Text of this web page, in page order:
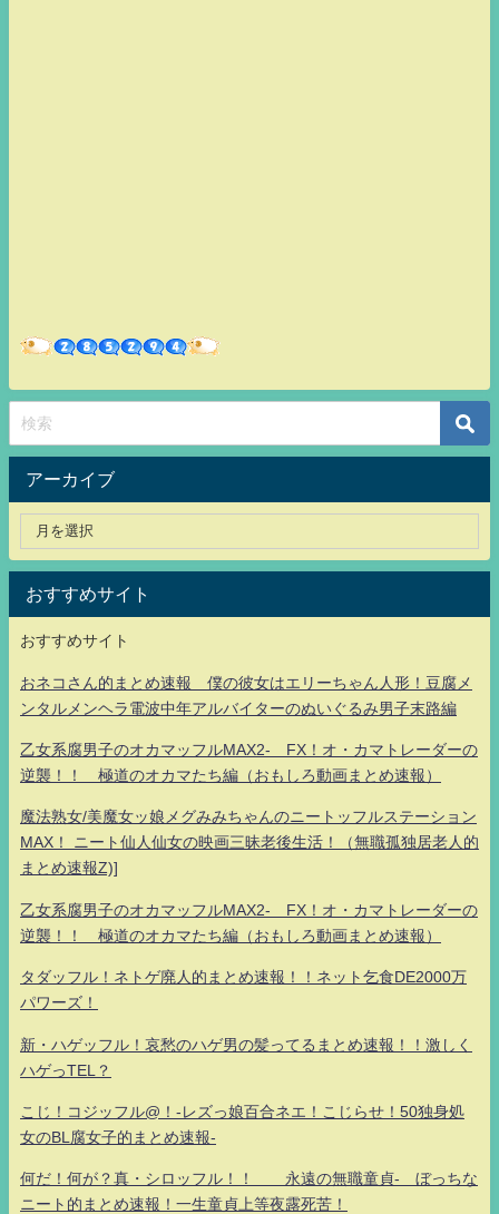
アーカイブ
おすすめサイト
おすすめサイト
おネコさん的まとめ速報 僕の彼女はエリーちゃん人形！豆腐メ
ンタルメンヘラ電波中年アルバイターのぬいぐるみ男子末路編
乙女系腐男子のオカマッフルMAX2- FX！オ・カマトレーダーの
逆襲！！ 極道のオカマたち編（おもしろ動画まとめ速報）
魔法熟女/美魔女ッ娘メグみみちゃんのニートッフルステーション
MAX！ ニート仙人仙女の映画三昧老後生活！（無職孤独居老人的
まとめ速報Z)]
乙女系腐男子のオカマッフルMAX2- FX！オ・カマトレーダーの
逆襲！！ 極道のオカマたち編（おもしろ動画まとめ速報）
タダッフル！ネトゲ廃人的まとめ速報！！ネット乞食DE2000万
パワーズ！
新・ハゲッフル！哀愁のハゲ男の髪ってるまとめ速報！！激しく
ハゲっTEL？
こじ！コジッフル@！-レズっ娘百合ネエ！こじらせ！50独身処
女のBL腐女子的まとめ速報-
何だ！何が？真・シロッフル！！ 永遠の無職童貞- ぼっちな
ニート的まとめ速報！一生童貞上等夜露死苦！